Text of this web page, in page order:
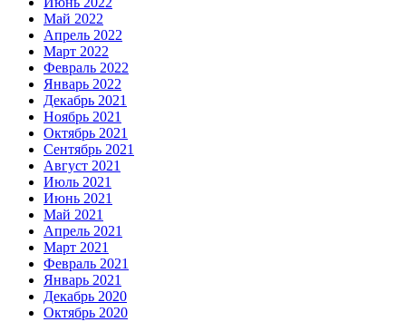
Май 2022
Апрель 2022
Март 2022
Февраль 2022
Январь 2022
Декабрь 2021
Ноябрь 2021
Октябрь 2021
Сентябрь 2021
Август 2021
Июль 2021
Июнь 2021
Май 2021
Апрель 2021
Март 2021
Февраль 2021
Январь 2021
Декабрь 2020
Октябрь 2020